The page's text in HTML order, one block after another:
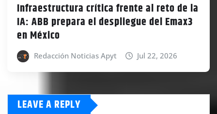
Infraestructura crítica frente al reto de la
IA: ABB prepara el despliegue del Emax3
en México
Redacción Noticias Apyt Jul 22, 2026
LEAVE A REPLY